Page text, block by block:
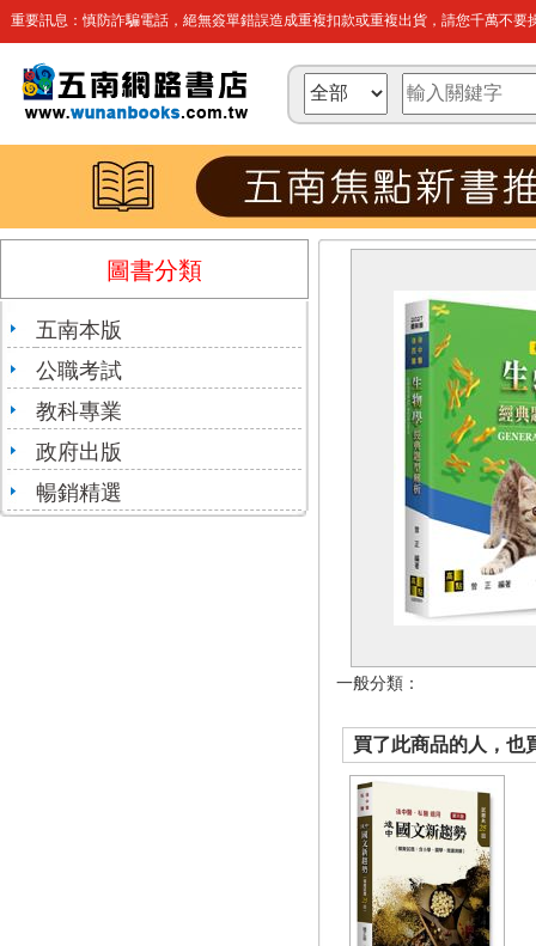
重要訊息：慎防詐騙電話，絕無簽單錯誤造成重複扣款或重複出貨，請您千萬不要
圖書分類
五南本版
公職考試
教科專業
政府出版
暢銷精選
一般分類：
買了此商品的人，也